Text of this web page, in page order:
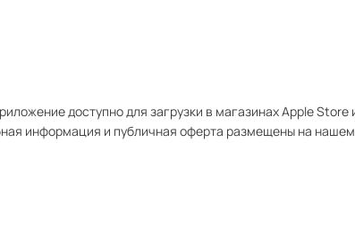
доступно для загрузки в магазинах Apple Store
информация и публичная оферта размещены на